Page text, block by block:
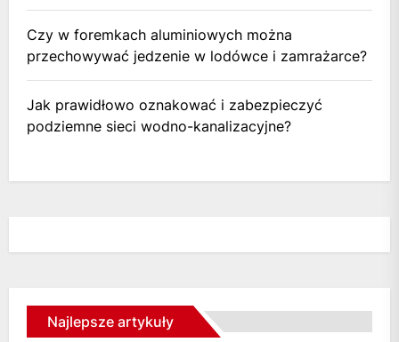
Czy w foremkach aluminiowych można
przechowywać jedzenie w lodówce i zamrażarce?
Jak prawidłowo oznakować i zabezpieczyć
podziemne sieci wodno-kanalizacyjne?
Najlepsze artykuły